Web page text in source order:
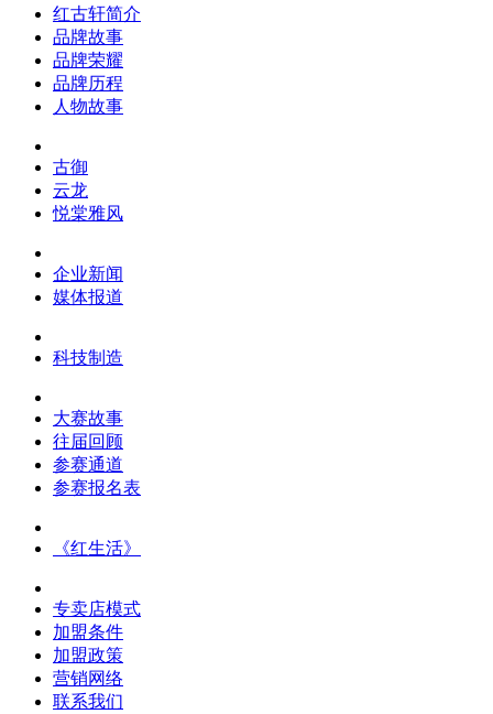
红古轩简介
品牌故事
品牌荣耀
品牌历程
人物故事
古御
云龙
悦棠雅风
企业新闻
媒体报道
科技制造
大赛故事
往届回顾
参赛通道
参赛报名表
《红生活》
专卖店模式
加盟条件
加盟政策
营销网络
联系我们